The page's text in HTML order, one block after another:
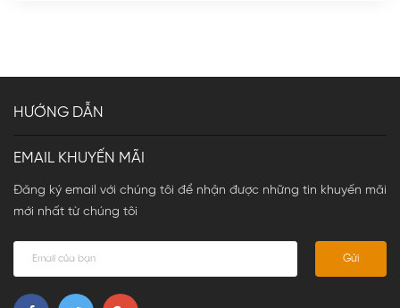
HƯỚNG DẪN
EMAIL KHUYẾN MÃI
Đăng ký email với chúng tôi để nhận được những tin khuyến mãi
mới nhất từ chúng tôi
Gửi